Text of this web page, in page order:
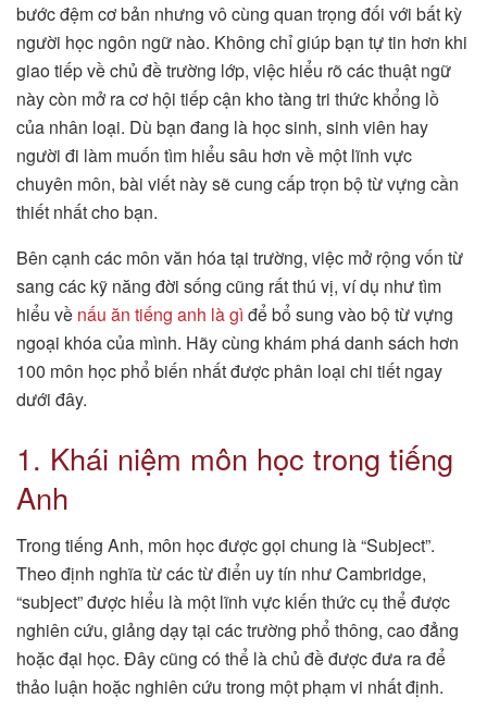
bước đệm cơ bản nhưng vô cùng quan trọng đối với bất kỳ
người học ngôn ngữ nào. Không chỉ giúp bạn tự tin hơn khi
giao tiếp về chủ đề trường lớp, việc hiểu rõ các thuật ngữ
này còn mở ra cơ hội tiếp cận kho tàng tri thức khổng lồ
của nhân loại. Dù bạn đang là học sinh, sinh viên hay
người đi làm muốn tìm hiểu sâu hơn về một lĩnh vực
chuyên môn, bài viết này sẽ cung cấp trọn bộ từ vựng cần
thiết nhất cho bạn.
Bên cạnh các môn văn hóa tại trường, việc mở rộng vốn từ
sang các kỹ năng đời sống cũng rất thú vị, ví dụ như tìm
hiểu về nấu ăn tiếng anh là gì để bổ sung vào bộ từ vựng
ngoại khóa của mình. Hãy cùng khám phá danh sách hơn
100 môn học phổ biến nhất được phân loại chi tiết ngay
dưới đây.
1. Khái niệm môn học trong tiếng
Anh
Trong tiếng Anh, môn học được gọi chung là “Subject”.
Theo định nghĩa từ các từ điển uy tín như Cambridge,
“subject” được hiểu là một lĩnh vực kiến thức cụ thể được
nghiên cứu, giảng dạy tại các trường phổ thông, cao đẳng
hoặc đại học. Đây cũng có thể là chủ đề được đưa ra để
thảo luận hoặc nghiên cứu trong một phạm vi nhất định.